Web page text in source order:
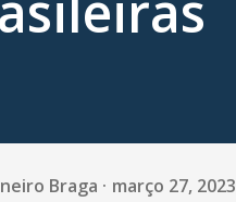
Braga março 27, 2023